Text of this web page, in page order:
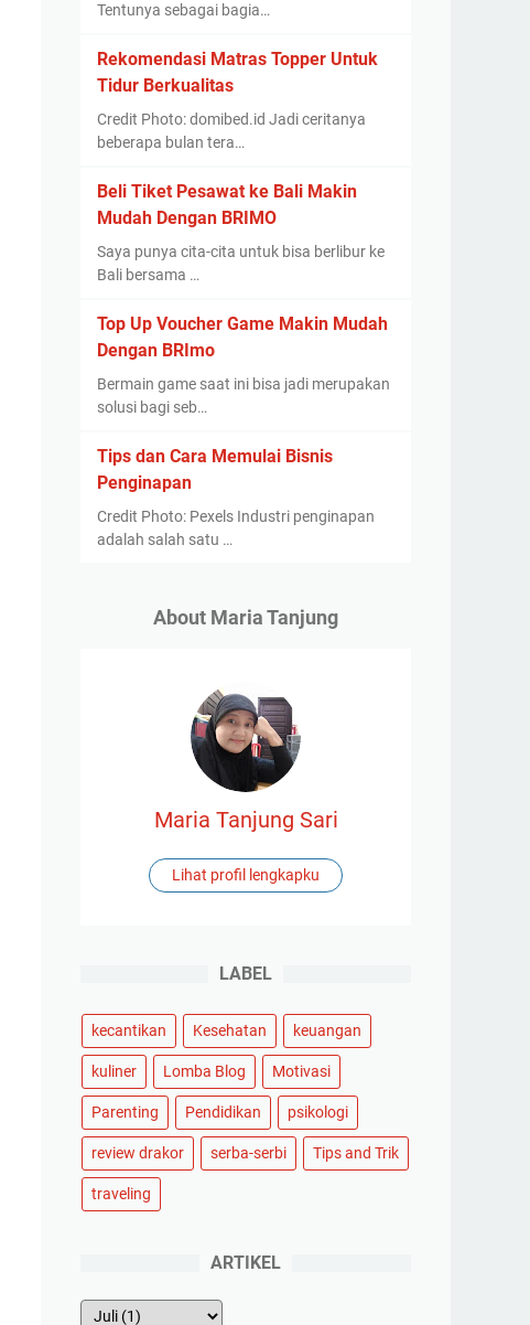
Tentunya sebagai bagia…
Rekomendasi Matras Topper Untuk
Tidur Berkualitas
Credit Photo: domibed.id Jadi ceritanya
beberapa bulan tera…
Beli Tiket Pesawat ke Bali Makin
Mudah Dengan BRIMO
Saya punya cita-cita untuk bisa berlibur ke
Bali bersama …
Top Up Voucher Game Makin Mudah
Dengan BRImo
Bermain game saat ini bisa jadi merupakan
solusi bagi seb…
Tips dan Cara Memulai Bisnis
Penginapan
Credit Photo: Pexels Industri penginapan
adalah salah satu …
About Maria Tanjung
Maria Tanjung Sari
Lihat profil lengkapku
LABEL
kecantikan Kesehatan keuangan
kuliner Lomba Blog Motivasi
Parenting Pendidikan psikologi
review drakor serba-serbi Tips and Trik
traveling
ARTIKEL